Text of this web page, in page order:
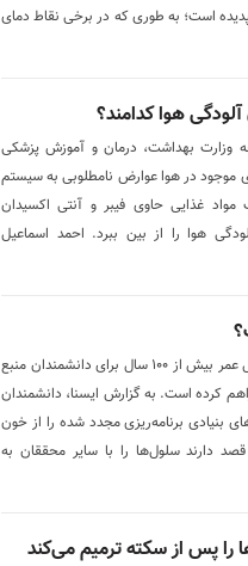
پدیده است؛ به طوری که در برخی نقاط دمای
هوا کدامند؟
وزارت بهداشت، درمان و آموزش پزشکی
موجود در هوا عوارض نامطلوبی به سیستم
غذایی حاوی فیبر و آنتی اکسیدان
هوا را از بین ببرد. احمد اسماعیل
بانکی از سلول‌های افرادی با طول عمر بیش از ۱۰۰ سال برای دانشمندان منبع
کرده است. به گزارش ایسنا، دانشمندان
بنیادی برنامه‌ریزی مجدد شده را از خون
دارند سلول‌ها را با سایر محققان به
پس از سکته ترمیم می‌کند